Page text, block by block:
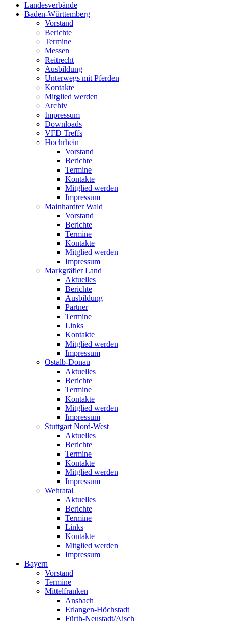
Landesverbände
Baden-Württemberg
Vorstand
Berichte
Termine
Messen
Reitrecht
Ausbildung
Unterwegs mit Pferden
Kontakte
Mitglied werden
Archiv
Impressum
Downloads
VFD Treffs
Hochrhein
Vorstand
Berichte
Termine
Kontakte
Mitglied werden
Impressum
Mainhardter Wald
Vorstand
Berichte
Termine
Kontakte
Mitglied werden
Impressum
Markgräfler Land
Aktuelles
Berichte
Ausbildung
Partner
Termine
Links
Kontakte
Mitglied werden
Impressum
Ostalb-Donau
Aktuelles
Berichte
Termine
Kontakte
Mitglied werden
Impressum
Stuttgart Nord-West
Aktuelles
Berichte
Termine
Kontakte
Mitglied werden
Impressum
Wehratal
Aktuelles
Berichte
Termine
Links
Kontakte
Mitglied werden
Impressum
Bayern
Vorstand
Termine
Mittelfranken
Ansbach
Erlangen-Höchstadt
Fürth-Neustadt/Aisch